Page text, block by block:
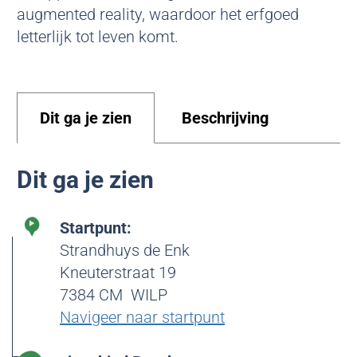
o
o
p
j
B
augmented reality, waardoor het erfgoed
letterlijk tot leven komt.
Dit ga je zien Beschrijving
Dit ga je zien
Startpunt:
Strandhuys de Enk
Kneuterstraat 19
7384 CM WILP
Navigeer naar startpunt